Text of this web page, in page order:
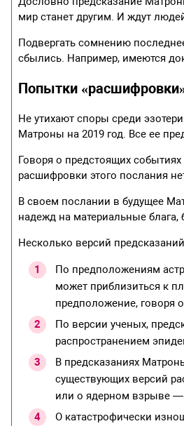
мир станет другим. И ждут
Подвергать сомнению
сбылись. Например, имеются
Попытки
Не утихают споры среди
Матроны на 2019 год. Все ее
Говоря о предстоящих
расшифровки этого послания
В своем послании в будущее
надежд на материальные
Несколько версий
По предположениям
может приблизиться к
предположение, говоря
По версии ученых,
распространением
В предсказаниях
существующих версий
или о ядерном взрыве —
О катастрофически